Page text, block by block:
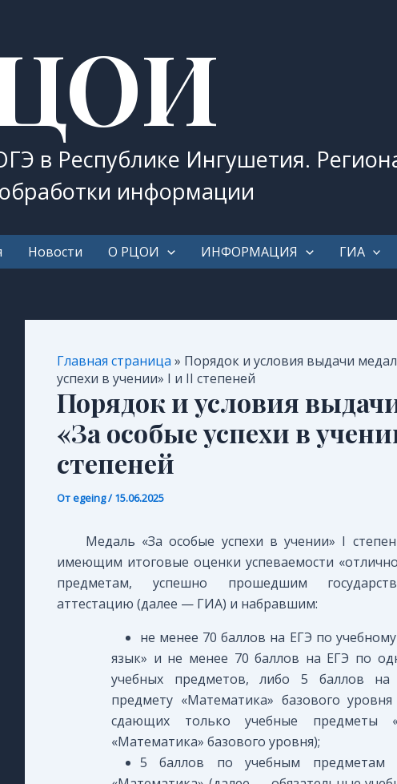
в Республике Ингушетия.
информации
Новости О РЦОИ ИНФОРМАЦИЯ ГИА
Главная страница » Порядок и условия выдачи
успехи в учении» I и II степеней
Порядок и условия
«За особые успехи в
степеней
Отegeing/ 15.06.2025
Медаль «За особые успехи в учении» I
имеющим итоговые оценки успеваемости
предметам, успешно прошедшим
аттестацию (далее — ГИА) и набравшим:
не менее 70 баллов на ЕГЭ по
язык» и не менее 70 баллов на ЕГЭ по
учебных предметов, либо 5 баллов
предмету «Математика» базового
сдающих только учебные предметы
«Математика» базового уровня);
5 баллов по учебным предметам